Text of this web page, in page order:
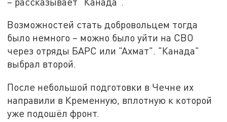
Возможностей стать добровольцем тогда
было немного – можно было уйти на СВО
через отряды БАРС или "Ахмат". "Канада"
выбрал второй.
После небольшой подготовки в Чечне их
направили в Кременную, вплотную к которой
уже подошёл фронт.